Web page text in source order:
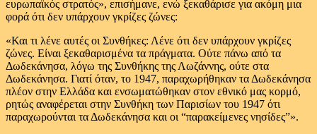
ευρωπαϊκός στρατός», επισήμανε, ενώ ξεκαθάρισε για ακόμη μια
φορά ότι δεν υπάρχουν γκρίζες ζώνες:
«Και τι λένε αυτές οι Συνθήκες: Λένε ότι δεν υπάρχουν γκρίζες
ζώνες. Είναι ξεκαθαρισμένα τα πράγματα. Ούτε πάνω από τα
Δωδεκάνησα, λόγω της Συνθήκης της Λωζάννης, ούτε στα
Δωδεκάνησα. Γιατί όταν, το 1947, παραχωρήθηκαν τα Δωδεκάνησα
πλέον στην Ελλάδα και ενσωματώθηκαν στον εθνικό μας κορμό,
ρητώς αναφέρεται στην Συνθήκη των Παρισίων του 1947 ότι
παραχωρούνται τα Δωδεκάνησα και οι “παρακείμενες νησίδες”».